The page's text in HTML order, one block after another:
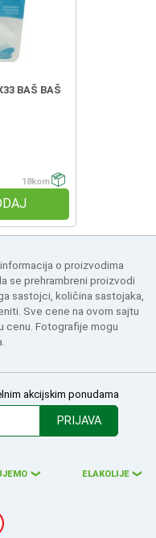
BAŠ BAŠ
18kom
o proizvodima
se prehrambreni proizvodi
sastojci, količina sastojaka,
Sve cene na ovom sajtu
cenu. Fotografije mogu
akcijskim ponudama
PRIJAVA
❮ ELAKOLIJE ❮